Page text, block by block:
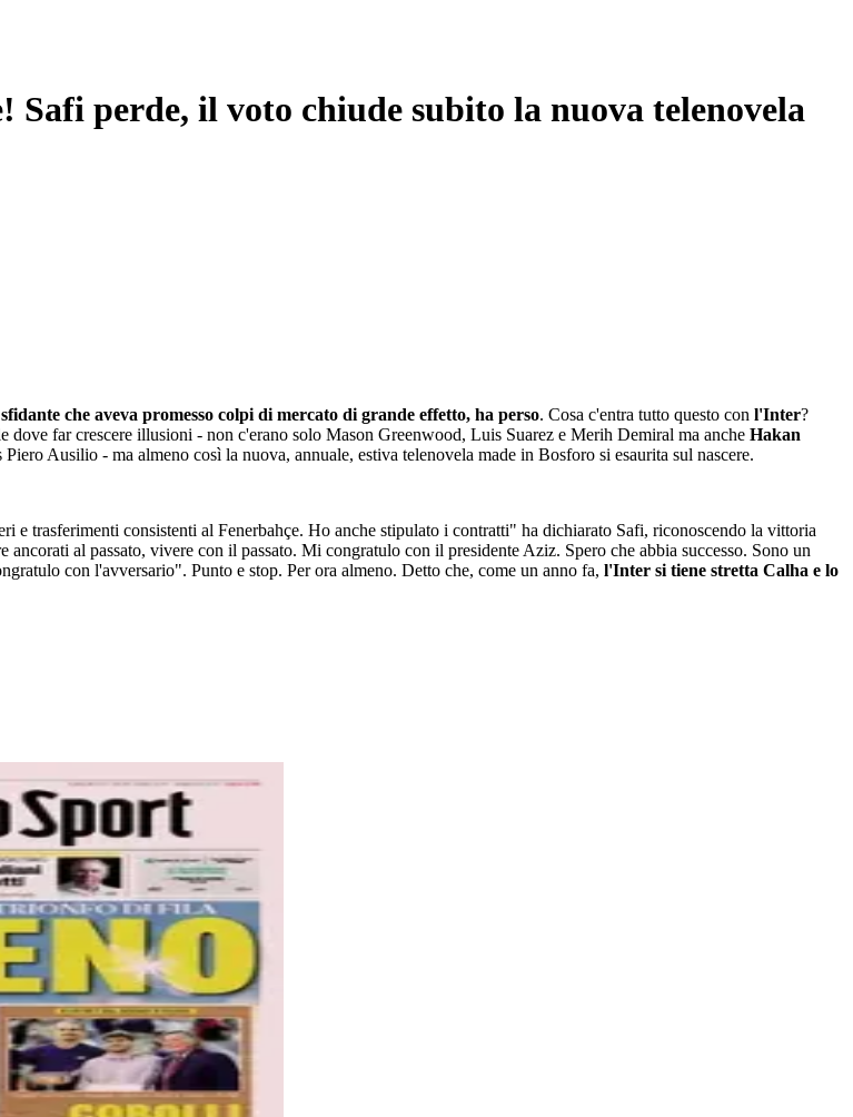
Safi perde, il voto chiude subito la nuova telenovela
che aveva promesso colpi di mercato di grande effetto, ha perso. Cosa c'entra tutto questo con l'Inter?
far crescere illusioni - non c'erano solo Mason Greenwood, Luis Suarez e Merih Demiral ma anche Hakan
Ausilio - ma almeno così la nuova, annuale, estiva telenovela made in Bosforo si esaurita sul nascere.
e trasferimenti consistenti al Fenerbahçe. Ho anche stipulato i contratti" ha dichiarato Safi, riconoscendo la vittoria
al passato, vivere con il passato. Mi congratulo con il presidente Aziz. Spero che abbia successo. Sono un
con l'avversario". Punto e stop. Per ora almeno. Detto che, come un anno fa, l'Inter si tiene stretta Calha e lo